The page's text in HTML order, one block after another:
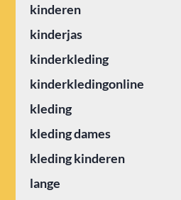
kinderen
kinderjas
kinderkleding
kinderkledingonline
kleding
kleding dames
kleding kinderen
lange